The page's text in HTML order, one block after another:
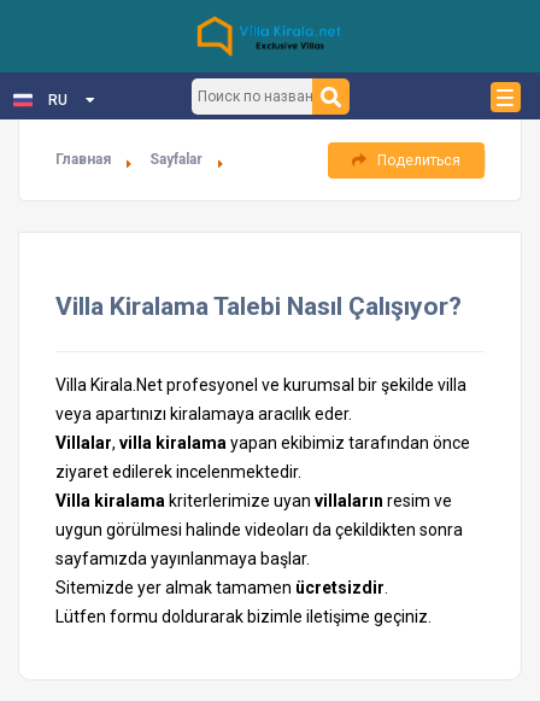
RU
Главная Sayfalar Поделиться
Villa Kiralama Talebi Nasıl Çalışıyor?
Villa Kirala.Net profesyonel ve kurumsal bir şekilde villa
veya apartınızı kiralamaya aracılık eder.
Villalar, villa kiralama yapan ekibimiz tarafından önce
ziyaret edilerek incelenmektedir.
Villa kiralama kriterlerimize uyan villaların resim ve
uygun görülmesi halinde videoları da çekildikten sonra
sayfamızda yayınlanmaya başlar.
Sitemizde yer almak tamamen ücretsizdir
Lütfen formu doldurarak bizimle iletişime geçiniz.